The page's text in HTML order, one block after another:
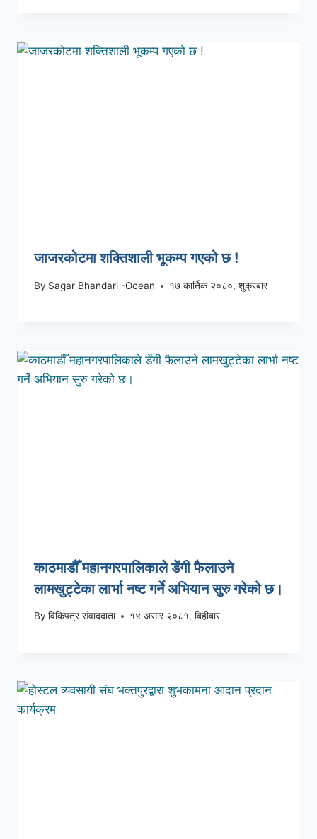
जाजरकोटमा शक्तिशाली भूकम्प गएको छ !
By Sagar Bhandari -Ocean १७ कार्तिक २०८०, शुक्रबार
काठमाडौँ महानगरपालिकाले डेंगी फैलाउने
लामखुट्टेका लार्भा नष्ट गर्ने अभियान सुरु गरेको छ।
By विकिपत्र संवाददाता १४ असार २०८१, बिहीबार